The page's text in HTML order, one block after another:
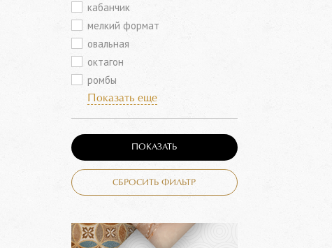
кабанчик
мелкий формат
овальная
октагон
ромбы
Показать еще
ПОКАЗАТЬ
СБРОСИТЬ ФИЛЬТР